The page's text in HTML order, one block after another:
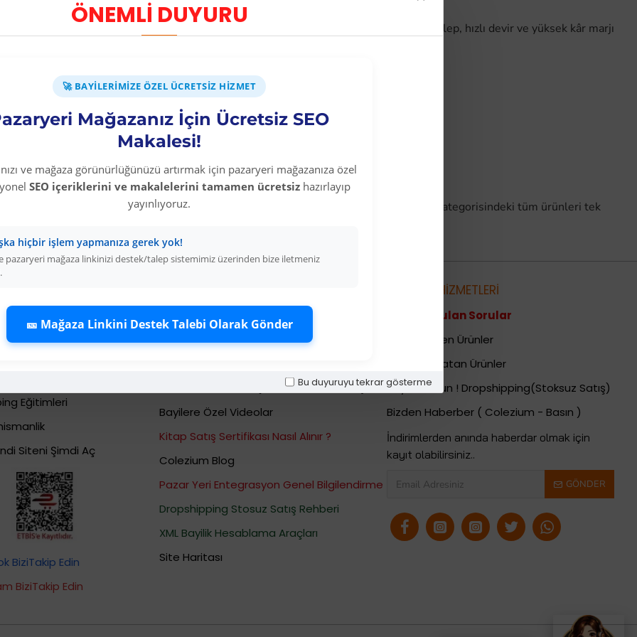
ÖNEMLİ DUYURU
🚀 BAYILERIMIZE ÖZEL ÜCRETSIZ HIZMET
Mağazanız İçin Ücretsiz SEO
Makalesi!
ve mağaza görünürlüğünüzü artırmak için pazaryeri mağazanıza özel
SEO içeriklerini ve makalelerini tamamen ücretsiz hazırlayıp
yayınlıyoruz.
hiçbir işlem yapmanıza gerek yok!
pazaryeri mağaza linkinizi destek/talep sistemimiz üzerinden bize iletmeniz
🎫 Mağaza Linkini Destek Talebi Olarak Gönder
Bu duyuruyu tekrar gösterme
kez gerçekleşir. Bu kategori, stoksuz satış yapan e-ticaret satıcıları için sürekli talep, hızlı devir ve yüksek kâr marjı
Avantajları
kazanırsınız.
fiyat otomatik senkronize olur.
satış.
kategorilerle birlikte baston kategorisini de mağazanıza ekleyin.
ana kategorisindeki tüm ürünleri tek
kurun, XML bağlantınızı aktif edin ve bugün satışa başlayın.
(Stoksuz
E\u011fitimleri
Eğitimleri
Eğitimleri
Siteni Şimdi Aç
BiziTakip Edin
BiziTakip Edin
Bayi Kolay Ürün Bulma Sistemi
Bayi Destek ve Talep Merkezi
Bizden Haberber ( Colezium - Basın)
Bayilere Özel Videolar
Kitap Satış Sertifikası Nasıl Alınır ?
Colezium Blog
Pazar Yeri Entegrasyon Genel Bilgilendirme
Dropshipping Stosuz Satış Rehberi
XML Bayilik Hesablama Araçları
Site Haritası
MÜŞTERİ HİZMETLERİ
Sıkça Sorulan Sorular
Yeni Gelen Ürünler
En Çok Satan Ürünler
Bayimiz Olun ! Dropshipping(Stoksuz Satış)
Bizden Haberber ( Colezium - Basın )
İndirimlerden anında haberdar olmak için
kayıt olabilirsiniz..
GÖNDER